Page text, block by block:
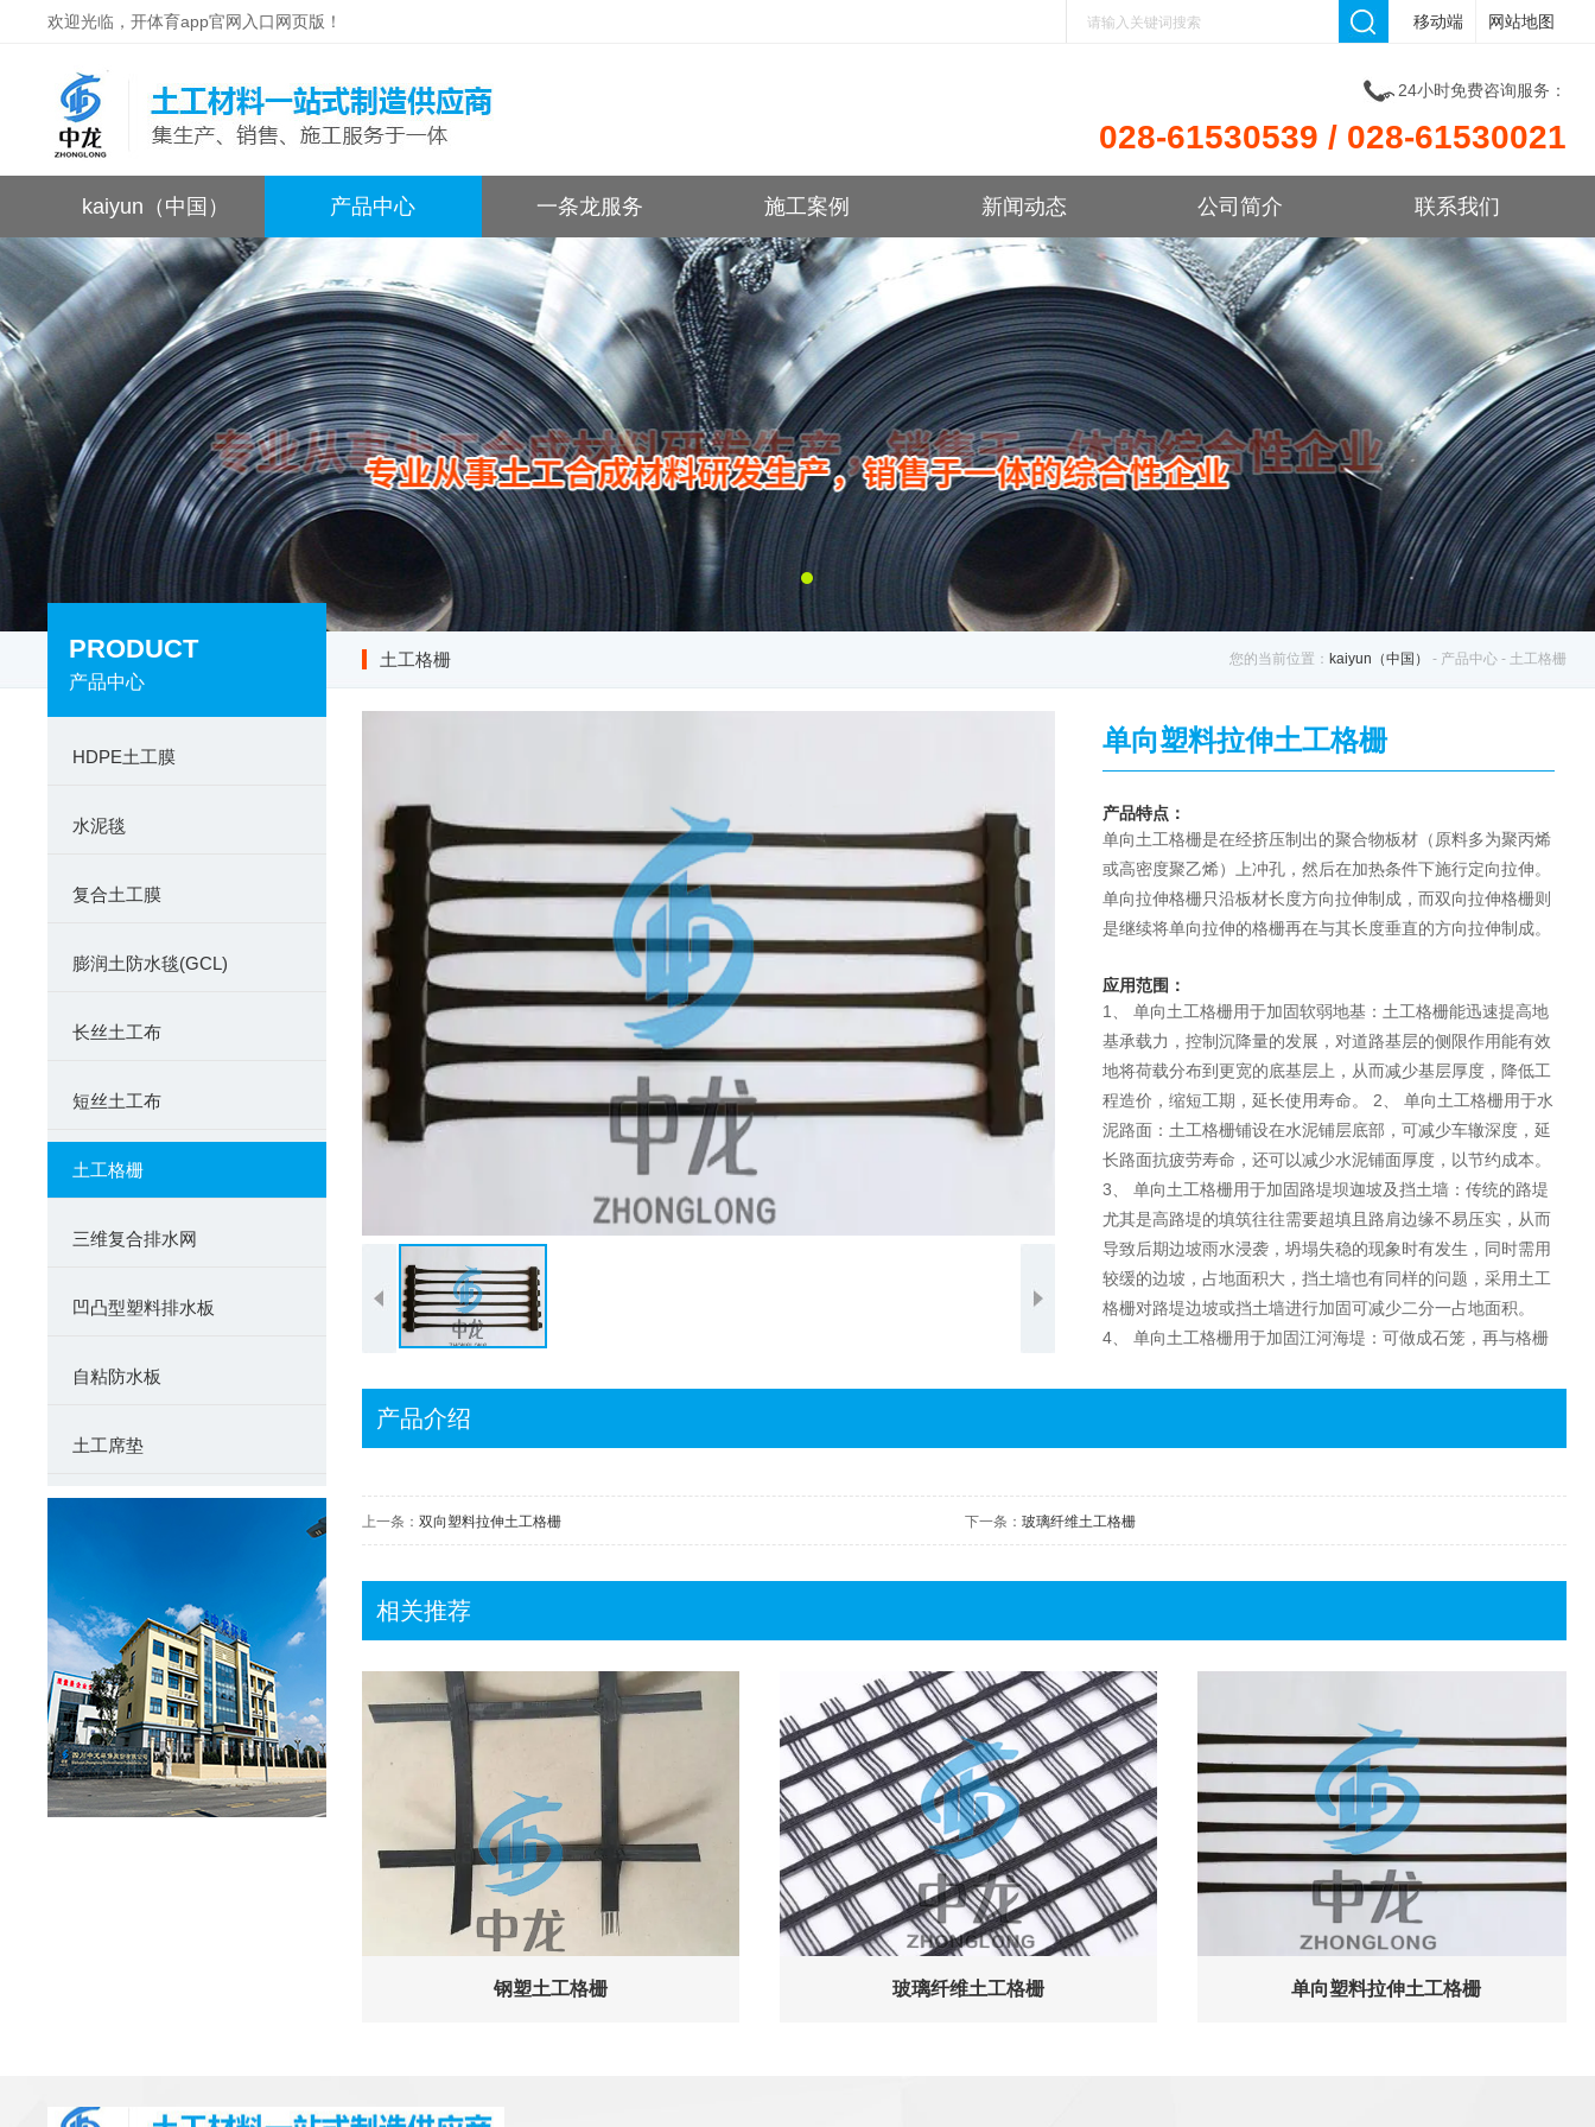
欢迎光临，开体育app官网入口网页版！ 移动端 网站地图
24小时免费咨询服务：
028-61530539 / 028-61530021
kaiyun（中国） 产品中心 一条龙服务 施工案例 新闻动态 公司简介 联系我们
PRODUCT
产品中心
HDPE土工膜
水泥毯
复合土工膜
膨润土防水毯(GCL)
长丝土工布
短丝土工布
土工格栅
三维复合排水网
凹凸型塑料排水板
自粘防水板
土工席垫
土工格栅 您的当前位置： kaiyun（中国） - 产品中心 - 土工格栅
单向塑料拉伸土工格栅
产品特点：
单向土工格栅是在经挤压制出的聚合物板材（原料多为聚丙烯
或高密度聚乙烯）上冲孔，然后在加热条件下施行定向拉伸。
单向拉伸格栅只沿板材长度方向拉伸制成，而双向拉伸格栅则
是继续将单向拉伸的格栅再在与其长度垂直的方向拉伸制成。
应用范围：
1、 单向土工格栅用于加固软弱地基：土工格栅能迅速提高地
基承载力，控制沉降量的发展，对道路基层的侧限作用能有效
地将荷载分布到更宽的底基层上，从而减少基层厚度，降低工
程造价，缩短工期，延长使用寿命。 2、 单向土工格栅用于水
泥路面：土工格栅铺设在水泥铺层底部，可减少车辙深度，延
长路面抗疲劳寿命，还可以减少水泥铺面厚度，以节约成本。
3、 单向土工格栅用于加固路堤坝迦坡及挡土墙：传统的路堤
尤其是高路堤的填筑往往需要超填且路肩边缘不易压实，从而
导致后期边坡雨水浸袭，坍塌失稳的现象时有发生，同时需用
较缓的边坡，占地面积大，挡土墙也有同样的问题，采用土工
格栅对路堤边坡或挡土墙进行加固可减少二分一占地面积。
4、 单向土工格栅用于加固江河海堤：可做成石笼，再与格栅
力。
产品介绍
上一条： 双向塑料拉伸土工格栅 下一条： 玻璃纤维土工格栅
相关推荐
钢塑土工格栅 玻璃纤维土工格栅 单向塑料拉伸土工格栅